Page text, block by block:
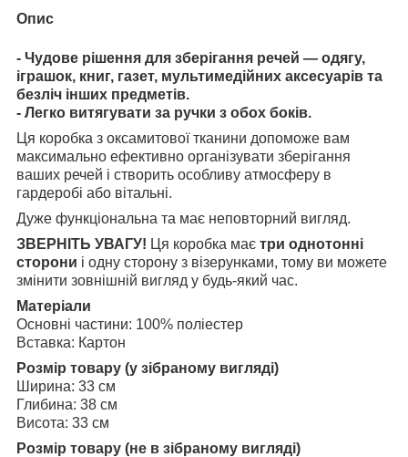
Опис
- Чудове рішення для зберігання речей — одягу,
іграшок, книг, газет, мультимедійних аксесуарів та
безліч інших предметів.
- Легко витягувати за ручки з обох боків.
Ця коробка з оксамитової тканини допоможе вам
максимально ефективно організувати зберігання
ваших речей і створить особливу атмосферу в
гардеробі або вітальні.
Дуже функціональна та має неповторний вигляд.
ЗВЕРНІТЬ УВАГУ! Ця коробка має три однотонні
сторони і одну сторону з візерунками, тому ви можете
змінити зовнішній вигляд у будь-який час.
Матеріали
Основні частини: 100% поліестер
Вставка: Картон
Розмір товару (у зібраному вигляді)
Ширина: 33 см
Глибина: 38 см
Висота: 33 см
Розмір товару (не в зібраному вигляді)